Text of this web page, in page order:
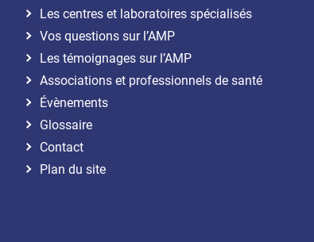
Les centres et laboratoires spécialisés
Vos questions sur l’AMP
Les témoignages sur l’AMP
Associations et professionnels de santé
Évènements
Glossaire
Contact
Plan du site